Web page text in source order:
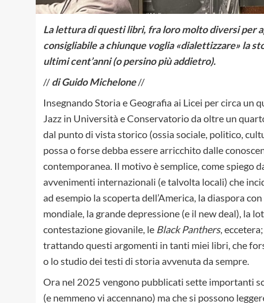
La lettura di questi libri, fra loro molto diversi per
consigliabile a chiunque voglia «dialettizzare» la
ultimi cent’anni (o persino più addietro).
//di Guido Michelone//
Insegnando Storia e Geografia ai Licei per circa un
Jazz in Università e Conservatorio da oltre un
dal punto di vista storico (ossia sociale, politico,
possa o forse debba essere arricchito dalle
contemporanea. Il motivo è semplice, come spiego
avvenimenti internazionali (e talvolta locali) che
ad esempio la scoperta dell’America, la diaspora
mondiale, la grande depressione (e il new deal), la
contestazione giovanile, le Black Panthers,
trattando questi argomenti in tanti miei libri, che
o lo studio dei testi di storia avvenuta da sempre.
Ora nel 2025 vengono pubblicati sette importanti
(e nemmeno vi accennano) ma che si possono